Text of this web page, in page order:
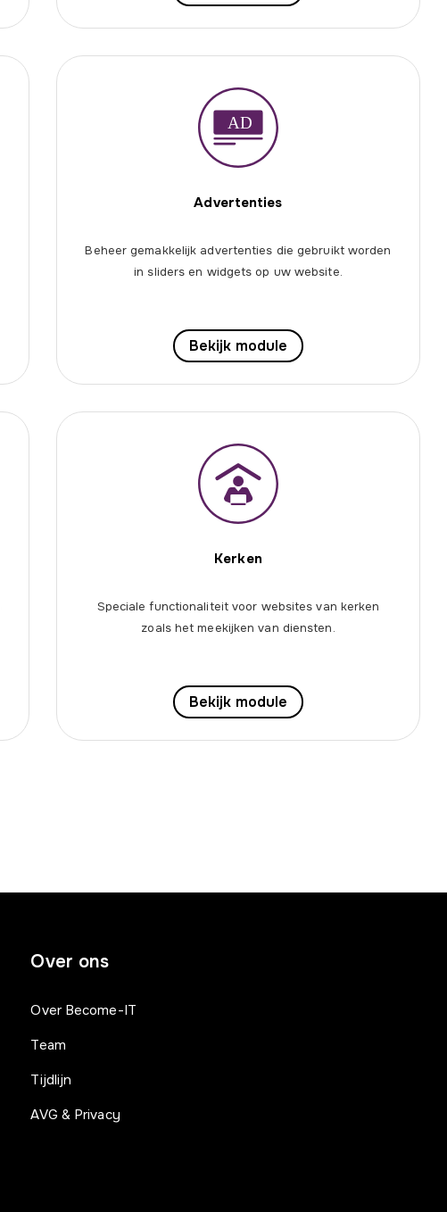
Advertenties
Beheer gemakkelijk advertenties die gebruikt worden
in sliders en widgets op uw website.
Bekijk module
Kerken
Speciale functionaliteit voor websites van kerken
zoals het meekijken van diensten.
Bekijk module
Over ons
Over Become-IT
Team
Tijdlijn
AVG & Privacy